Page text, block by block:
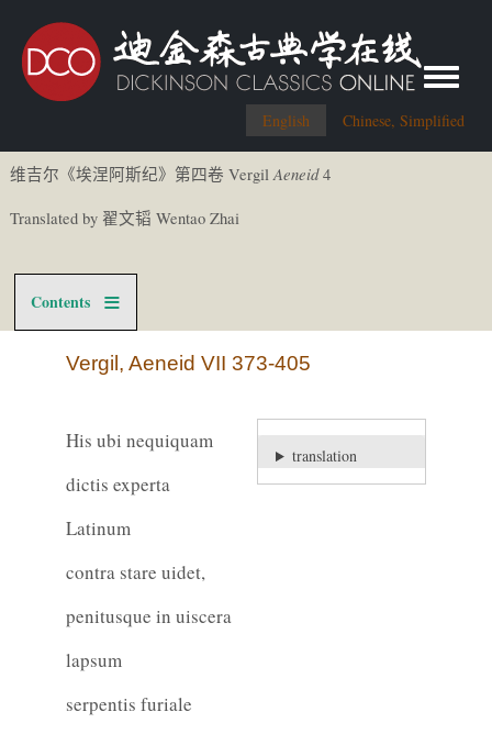
English Chinese, Simplified
Toggle
维吉尔《埃涅阿斯纪》第四卷 VergilAeneid4
Translated by 翟文韬 Wentao Zhai
Contents
Vergil, Aeneid VII 373-405
His ubi nequiquam
dictis experta
Latinum
contra stare uidet,
penitusque in uiscera
lapsum
serpentis furiale
translation